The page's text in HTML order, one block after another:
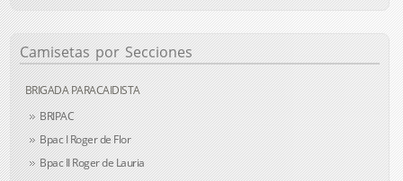
Camisetas por Secciones
BRIGADA PARACAIDISTA
BRIPAC
Bpac I Roger de Flor
Bpac II Roger de Lauria